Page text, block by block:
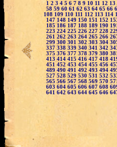
1 2 3 4 5 6 7 8 9 10 11 12 13
58 59 60 61 62 63 64 65 66
108 109 110 111 112 113 114
147 148 149 150 151 152
185 186 187 188 189 190
223 224 225 226 227 228
261 262 263 264 265 266
299 300 301 302 303 304
337 338 339 340 341 342
375 376 377 378 379 380
413 414 415 416 417 418
451 452 453 454 455 456
489 490 491 492 493 494
527 528 529 530 531 532
565 566 567 568 569 570 571
603 604 605 606 607 608
641 642 643 644 645 646